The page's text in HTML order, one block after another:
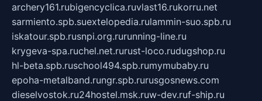
archery161.rubigencyclica.ruvlast16.rukorru.net
sarmiento.spb.suextelopedia.rulammin-suo.spb.ru
iskatour.spb.rusnpi.org.rurunning-line.ru
krygeva-spa.ruchel.net.rurust-loco.rudugshop.ru
hl-beta.spb.ruschool494.spb.rumymubaby.ru
epoha-metalband.rungr.spb.rurusgosnews.com
dieselvostok.ru24hostel.msk.ruw-dev.ruf-ship.ru